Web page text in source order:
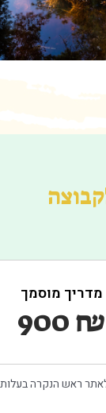
מדריך מוסמך
₪ 900
ראש הנקרה